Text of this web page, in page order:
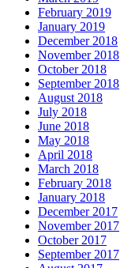
February 2019
January 2019
December 2018
November 2018
October 2018
September 2018
August 2018
July 2018
June 2018
May 2018
April 2018
March 2018
February 2018
January 2018
December 2017
November 2017
October 2017
September 2017